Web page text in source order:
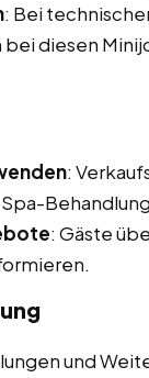
: Bei
bei diesen
:
: Gäste
und